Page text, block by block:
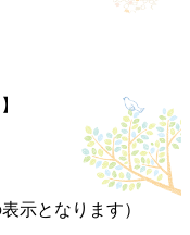
示となります）